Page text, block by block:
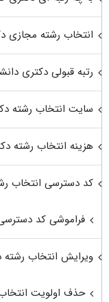
انتخاب رشته مجازی
رتبه قبولی دکتری
سایت انتخاب رشته
هزینه انتخاب رشته
کد دسترسی انتخاب
فراموشی کد
ویرایش انتخاب رشته
حذف اولویت